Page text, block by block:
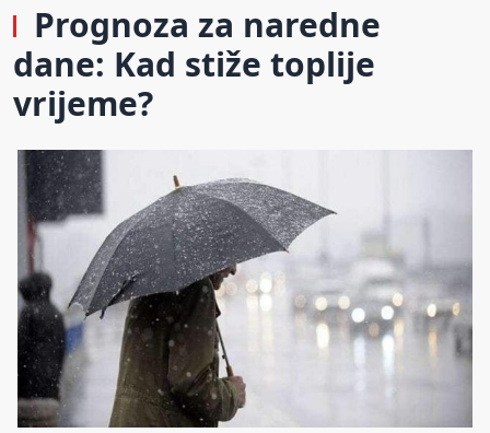
Prognoza za naredne
dane: Kad stiže toplije
vrijeme?